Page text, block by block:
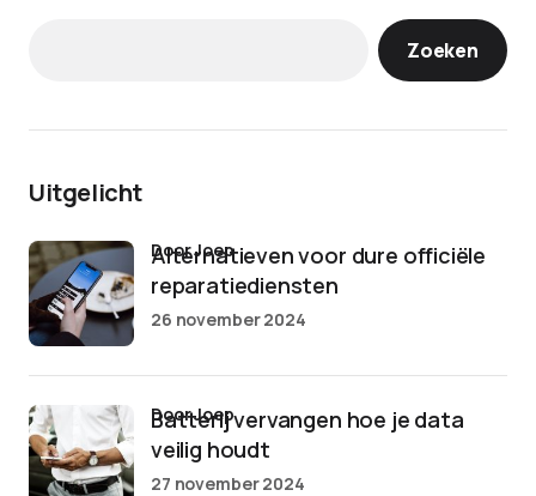
Zoeken
Uitgelicht
Alternatieven voor dure officiële
reparatiediensten
door Joep
26 november 2024
Batterij vervangen hoe je data
veilig houdt
door Joep
27 november 2024